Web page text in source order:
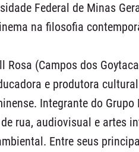
Federal de Minas
na filosofia
Rosa (Campos dos
e produtora
Integrante do
rua, audiovisual e artes
Entre seus